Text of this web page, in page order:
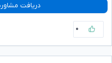
دریافت
۰